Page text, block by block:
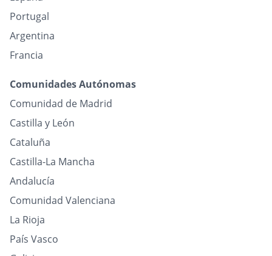
Portugal
Argentina
Francia
Comunidades Autónomas
Comunidad de Madrid
Castilla y León
Cataluña
Castilla-La Mancha
Andalucía
Comunidad Valenciana
La Rioja
País Vasco